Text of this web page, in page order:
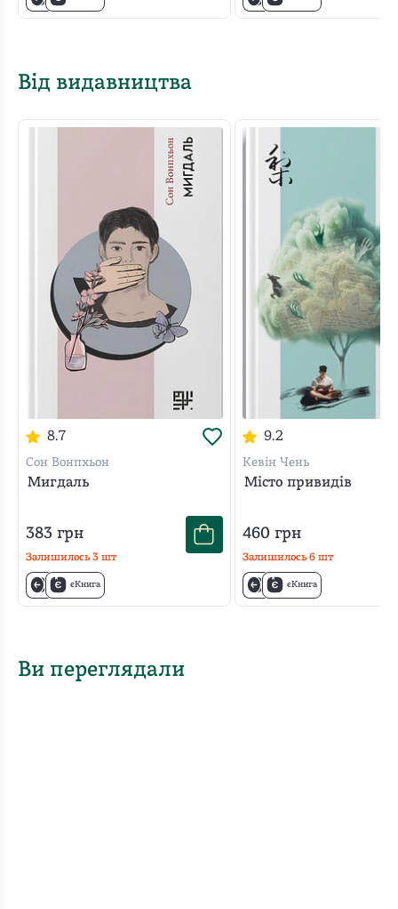
Від видавництва
8.7
Сон Вонпхьон
Мигдаль
383 грн
Залишилось 3 шт
єКнига
9.2
Кевін Чень
Місто привидів
460грн
Залишилось 6шт
єКнига
Ви переглядали